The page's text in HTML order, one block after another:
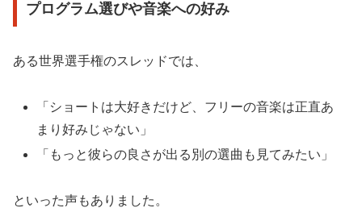
プログラム選びや音楽への好み
ある世界選手権のスレッドでは、
「ショートは大好きだけど、フリーの音楽は正直あ
まり好みじゃない」
「もっと彼らの良さが出る別の選曲も見てみたい」
といった声もありました。